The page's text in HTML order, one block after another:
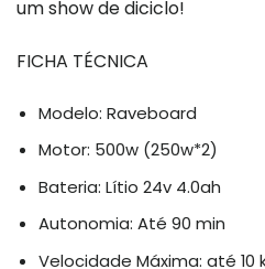
um show de diciclo!
FICHA TÉCNICA
Modelo: Raveboard
Motor: 500w (250w*2)
Bateria: Lítio 24v 4.0ah
Autonomia: Até 90 min
Velocidade Máxima: até 10